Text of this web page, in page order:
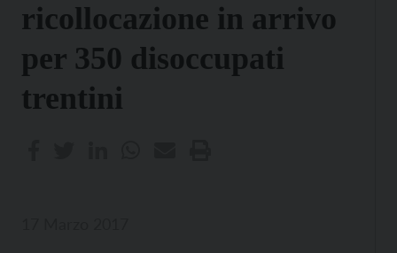
ricollocazione in arrivo
per 350 disoccupati
trentini